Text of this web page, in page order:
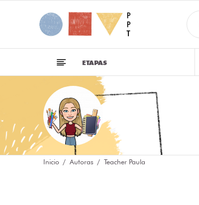
ETAPAS
Inicio Autoras Teacher Paula